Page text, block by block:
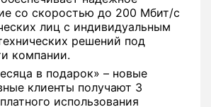
со скоростью до 200 Мбит/с
лиц с индивидуальным
решений под
компании.
в подарок» – новые
клиенты получают 3
использования